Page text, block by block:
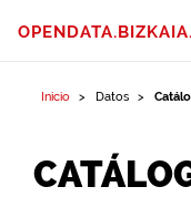
Inicio Datos